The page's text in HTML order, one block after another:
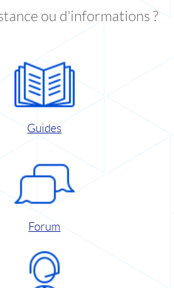
ou d'informations ?
Guides
Forum